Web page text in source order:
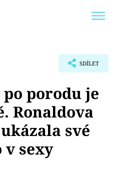
SDÍLET
porodu je
Ronaldova
své
v sexy